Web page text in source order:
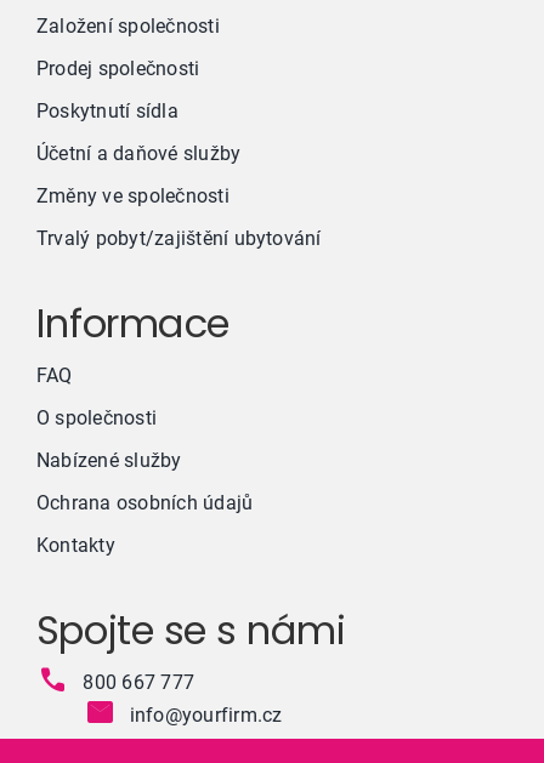
Založení společnosti
Prodej společnosti
Poskytnutí sídla
Účetní a daňové služby
Změny ve společnosti
Trvalý pobyt/zajištění ubytování
Informace
FAQ
O společnosti
Nabízené služby
Ochrana osobních údajů
Kontakty
Spojte se s námi
800 667 777
info@yourfirm.cz